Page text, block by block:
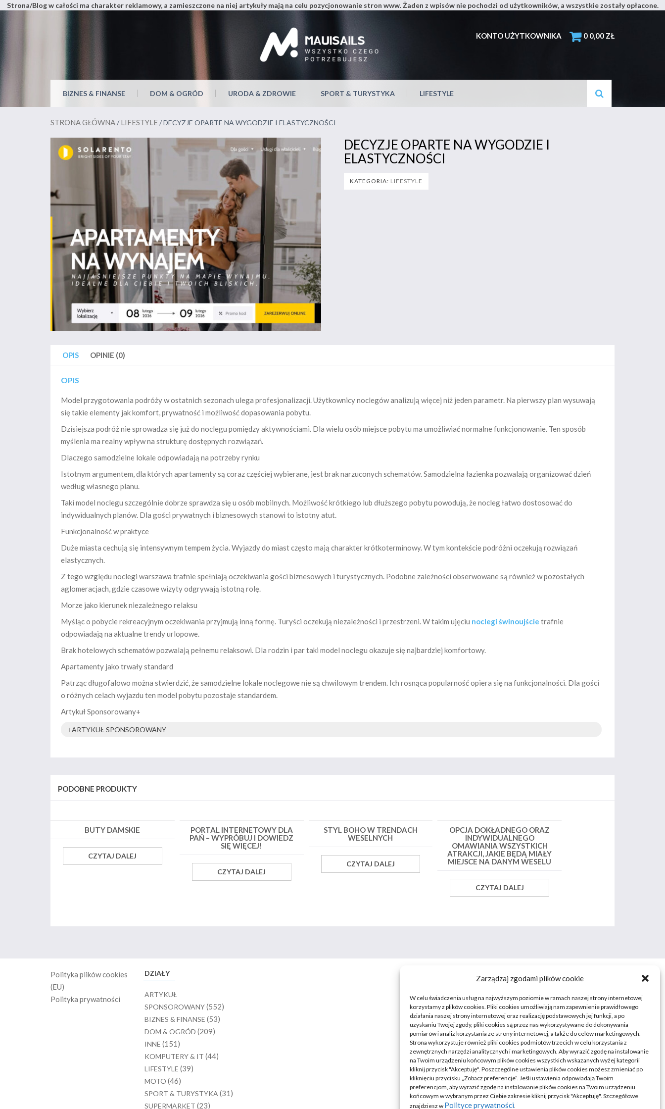
Zarządzaj zgodami plików cookie
W celu świadczenia usług na najwyższym poziomie w ramach naszej strony internetowej
korzystamy z plików cookies. Pliki cookies umożliwiają nam zapewnienie prawidłowego
działania naszej strony internetowej oraz realizację podstawowych jej funkcji, a po
uzyskaniu Twojej zgody, pliki cookies są przez nas wykorzystywane do dokonywania
pomiarów i analiz korzystania ze strony internetowej, a także do celów marketingowych.
Strona wykorzystuje również pliki cookies podmiotów trzecich w celu korzystania z
zewnętrznych narzędzi analitycznych i marketingowych. Aby wyrazić zgodę na instalowanie
na Twoim urządzeniu końcowym plików cookies wszystkich wskazanych wyżej kategorii
kliknij przycisk "Akceptuję". Poszczególne ustawienia plików cookies możesz zmieniać po
kliknięciu przycisku „Zobacz preferencje”. Jeśli ustawienia odpowiadają Twoim
preferencjom, aby wyrazić zgodę na instalowanie plików cookies na Twoim urządzeniu
końcowym w wybranym przez Ciebie zakresie kliknij przycisk "Akceptuję". Szczegółowe
znajdziesz w Polityce prywatności.
Strona/Blog w całości ma charakter reklamowy, a zamieszczone na niej artykuły mają na celu pozycjonowanie stron www. Żaden z wpisów nie pochodzi od użytkowników, a wszystkie zostały opłacone.
to
Miejsce pełne wszystkiego
KONTO UŻYTKOWNIKA 0 0,00 ZŁ
BIZNES & FINANSE DOM & OGRÓD URODA & ZDROWIE SPORT & TURYSTYKA LIFESTYLE
STRONA GŁÓWNA/ LIFESTYLE/ DECYZJE OPARTE NA WYGODZIE I ELASTYCZNOŚCI
DECYZJE OPARTE NA WYGODZIE I
ELASTYCZNOŚCI
KATEGORIA: LIFESTYLE
OPIS OPINIE (0)
OPIS
Model przygotowania podróży w ostatnich sezonach ulega profesjonalizacji. Użytkownicy noclegów analizują więcej niż jeden parametr. Na pierwszy plan wysuwają
się takie elementy jak komfort, prywatność i możliwość dopasowania pobytu.
Dzisiejsza podróż nie sprowadza się już do noclegu pomiędzy aktywnościami. Dla wielu osób miejsce pobytu ma umożliwiać normalne funkcjonowanie. Ten sposób
myślenia ma realny wpływ na strukturę dostępnych rozwiązań.
Dlaczego samodzielne lokale odpowiadają na potrzeby rynku
Istotnym argumentem, dla których apartamenty są coraz częściej wybierane, jest brak narzuconych schematów. Samodzielna łazienka pozwalają organizować dzień
według własnego planu.
Taki model noclegu szczególnie dobrze sprawdza się u osób mobilnych. Możliwość krótkiego lub dłuższego pobytu powodują, że nocleg łatwo dostosować do
indywidualnych planów. Dla gości prywatnych i biznesowych stanowi to istotny atut.
Funkcjonalność w praktyce
Duże miasta cechują się intensywnym tempem życia. Wyjazdy do miast często mają charakter krótkoterminowy. W tym kontekście podróżni oczekują rozwiązań
elastycznych.
Z tego względu noclegi warszawa trafnie spełniają oczekiwania gości biznesowych i turystycznych. Podobne zależności obserwowane są również w pozostałych
aglomeracjach, gdzie czasowe wizyty odgrywają istotną rolę.
Morze jako kierunek niezależnego relaksu
Myśląc o pobycie rekreacyjnym oczekiwania przyjmują inną formę. Turyści oczekują niezależności i przestrzeni. W takim ujęciu noclegi świnoujście trafnie
odpowiadają na aktualne trendy urlopowe.
Brak hotelowych schematów pozwalają pełnemu relaksowi. Dla rodzin i par taki model noclegu okazuje się najbardziej komfortowy.
Apartamenty jako trwały standard
Patrząc długofalowo można stwierdzić, że samodzielne lokale noclegowe nie są chwilowym trendem. Ich rosnąca popularność opiera się na funkcjonalności. Dla gości
o różnych celach wyjazdu ten model pobytu pozostaje standardem.
Artykuł Sponsorowany+
ℹ️ ARTYKUŁ SPONSOROWANY
PODOBNE PRODUKTY
BUTY DAMSKIE
CZYTAJ DALEJ
PORTAL INTERNETOWY DLA
PAŃ – WYPRÓBUJ I DOWIEDZ
SIĘ WIĘCEJ!
CZYTAJ DALEJ
STYL BOHO W TRENDACH
WESELNYCH
CZYTAJ DALEJ
OPCJA DOKŁADNEGO ORAZ
INDYWIDUALNEGO
OMAWIANIA WSZYSTKICH
ATRAKCJI, JAKIE BĘDĄ MIAŁY
MIEJSCE NA DANYM WESELU
CZYTAJ DALEJ
Polityka plików cookies
(EU)
Polityka prywatności
DZIAŁY
ARTYKUŁ
SPONSOROWANY(552)
BIZNES & FINANSE (53)
DOM & OGRÓD (209)
INNE (151)
KOMPUTERY & IT (44)
LIFESTYLE (39)
MOTO (46)
SPORT & TURYSTYKA (31)
SUPERMARKET (23)